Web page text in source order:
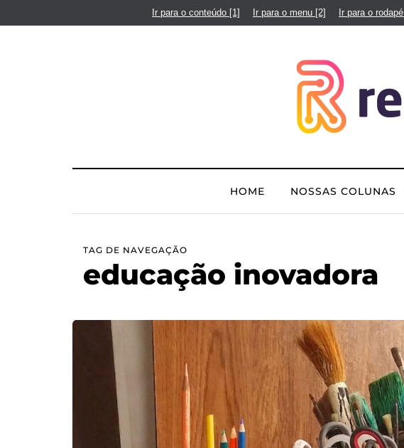
Ir para o conteúdo [1] Ir para o menu [2] Ir para o rodapé
HOME NOSSAS COLUNAS
TAG DE NAVEGAÇÃO
educação inovadora